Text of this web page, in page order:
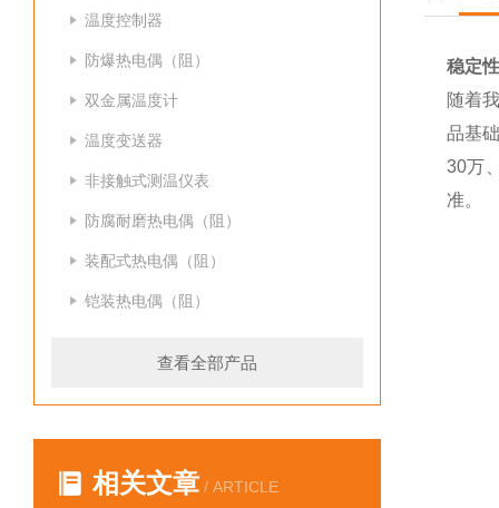
温度控制器
防爆热电偶（阻）
双金属温度计
温度变送器
非接触式测温仪表
防腐耐磨热电偶（阻）
装配式热电偶（阻）
铠装热电偶（阻）
查看全部产品
相关文章 / ARTICLE
稳定
随着
品基
30万
准。